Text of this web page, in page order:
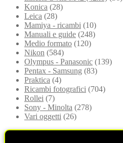
Konica (28)
Leica (28)
Mamiya - ricambi (10)
Manuali e guide (248)
Medio formato (120)
Nikon (584)
Olympus - Panasonic (139)
Pentax - Samsung (83)
Praktica (4)
Ricambi fotografici (704)
Rollei (7)
Sony - Minolta (278)
Vari oggetti (26)